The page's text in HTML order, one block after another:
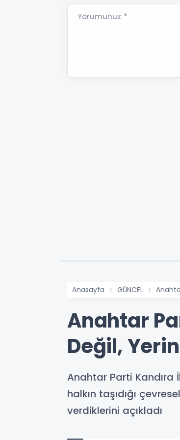
Yorumunuz *
Anasayfa GÜNCEL
Anahtar
Değil,
Anahtar Parti Kandıra
halkın taşıdığı
verdiklerini açıkladı